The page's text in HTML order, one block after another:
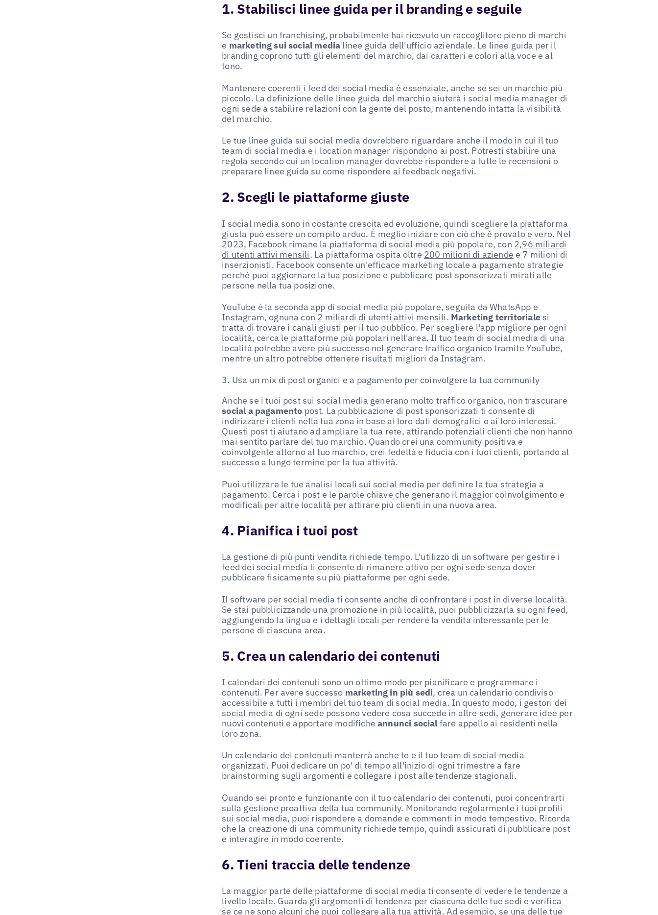
1. Stabilisci linee guida per il branding e seguile
Se gestisci un franchising, probabilmente hai ricevuto un raccoglitore pieno di marchi
e marketing sui social media linee guida dell'ufficio aziendale. Le linee guida per il
branding coprono tutti gli elementi del marchio, dai caratteri e colori alla voce e al
tono.
Mantenere coerenti i feed dei social media è essenziale, anche se sei un marchio più
piccolo. La definizione delle linee guida del marchio aiuterà i social media manager di
ogni sede a stabilire relazioni con la gente del posto, mantenendo intatta la visibilità
del marchio.
Le tue linee guida sui social media dovrebbero riguardare anche il modo in cui il tuo
team di social media e i location manager rispondono ai post. Potresti stabilire una
regola secondo cui un location manager dovrebbe rispondere a tutte le recensioni o
preparare linee guida su come rispondere ai feedback negativi.
2. Scegli le piattaforme giuste
I social media sono in costante crescita ed evoluzione, quindi scegliere la piattaforma
giusta può essere un compito arduo. È meglio iniziare con ciò che è provato e vero. Nel
2023, Facebook rimane la piattaforma di social media più popolare, con 2,96 miliardi
di utenti attivi mensili. La piattaforma ospita oltre 200 milioni di aziende e 7 milioni di
inserzionisti. Facebook consente un'efficace marketing locale a pagamento strategie
perché puoi aggiornare la tua posizione e pubblicare post sponsorizzati mirati alle
persone nella tua posizione.
YouTube è la seconda app di social media più popolare, seguita da WhatsApp e
Instagram, ognuna con 2 miliardi di utenti attivi mensili. Marketing territorialesi
tratta di trovare i canali giusti per il tuo pubblico. Per scegliere l'app migliore per ogni
località, cerca le piattaforme più popolari nell'area. Il tuo team di social media di una
località potrebbe avere più successo nel generare traffico organico tramite YouTube,
mentre un altro potrebbe ottenere risultati migliori da Instagram.
3. Usa un mix di post organici e a pagamento per coinvolgere la tua community
Anche se i tuoi post sui social media generano molto traffico organico, non trascurare
social a pagamento post. La pubblicazione di post sponsorizzati ti consente di
indirizzare i clienti nella tua zona in base ai loro dati demografici o ai loro interessi.
Questi post ti aiutano ad ampliare la tua rete, attirando potenziali clienti che non hanno
mai sentito parlare del tuo marchio. Quando crei una community positiva e
coinvolgente attorno al tuo marchio, crei fedeltà e fiducia con i tuoi clienti, portando al
successo a lungo termine per la tua attività.
Puoi utilizzare le tue analisi locali sui social media per definire la tua strategia a
pagamento. Cerca i post e le parole chiave che generano il maggior coinvolgimento e
modificali per altre località per attirare più clienti in una nuova area.
4. Pianifica i tuoi post
La gestione di più punti vendita richiede tempo. L'utilizzo di un software per gestire i
feed dei social media ti consente di rimanere attivo per ogni sede senza dover
pubblicare fisicamente su più piattaforme per ogni sede.
Il software per social media ti consente anche di confrontare i post in diverse località.
Se stai pubblicizzando una promozione in più località, puoi pubblicizzarla su ogni feed,
aggiungendo la lingua e i dettagli locali per rendere la vendita interessante per le
persone di ciascuna area.
5. Crea un calendario dei contenuti
I calendari dei contenuti sono un ottimo modo per pianificare e programmare i
contenuti. Per avere successo marketing in più sedi, crea un calendario condiviso
accessibile a tutti i membri del tuo team di social media. In questo modo, i gestori dei
social media di ogni sede possono vedere cosa succede in altre sedi, generare idee per
nuovi contenuti e apportare modifiche annunci social fare appello ai residenti nella
loro zona.
Un calendario dei contenuti manterrà anche te e il tuo team di social media
organizzati. Puoi dedicare un po' di tempo all'inizio di ogni trimestre a fare
brainstorming sugli argomenti e collegare i post alle tendenze stagionali.
Quando sei pronto e funzionante con il tuo calendario dei contenuti, puoi concentrarti
sulla gestione proattiva della tua community. Monitorando regolarmente i tuoi profili
sui social media, puoi rispondere a domande e commenti in modo tempestivo. Ricorda
che la creazione di una community richiede tempo, quindi assicurati di pubblicare post
e interagire in modo coerente.
6. Tieni traccia delle tendenze
La maggior parte delle piattaforme di social media ti consente di vedere le tendenze a
livello locale. Guarda gli argomenti di tendenza per ciascuna delle tue sedi e verifica
se ce ne sono alcuni che puoi collegare alla tua attività. Ad esempio, se una delle tue